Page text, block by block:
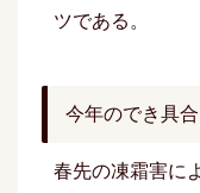
ツである。
今年のでき具合
春先の凍霜害に